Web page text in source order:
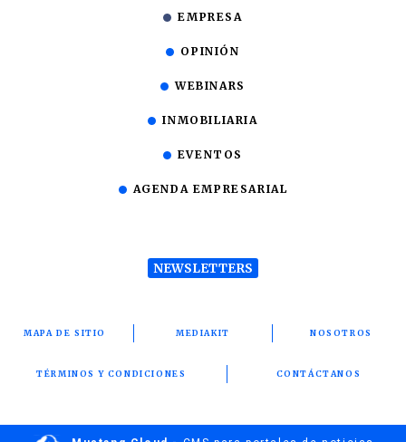
EMPRESA
OPINIÓN
WEBINARS
INMOBILIARIA
EVENTOS
AGENDA EMPRESARIAL
NEWSLETTERS
MAPA DE SITIO MEDIAKIT NOSOTROS
TÉRMINOS Y CONDICIONES CONTÁCTANOS